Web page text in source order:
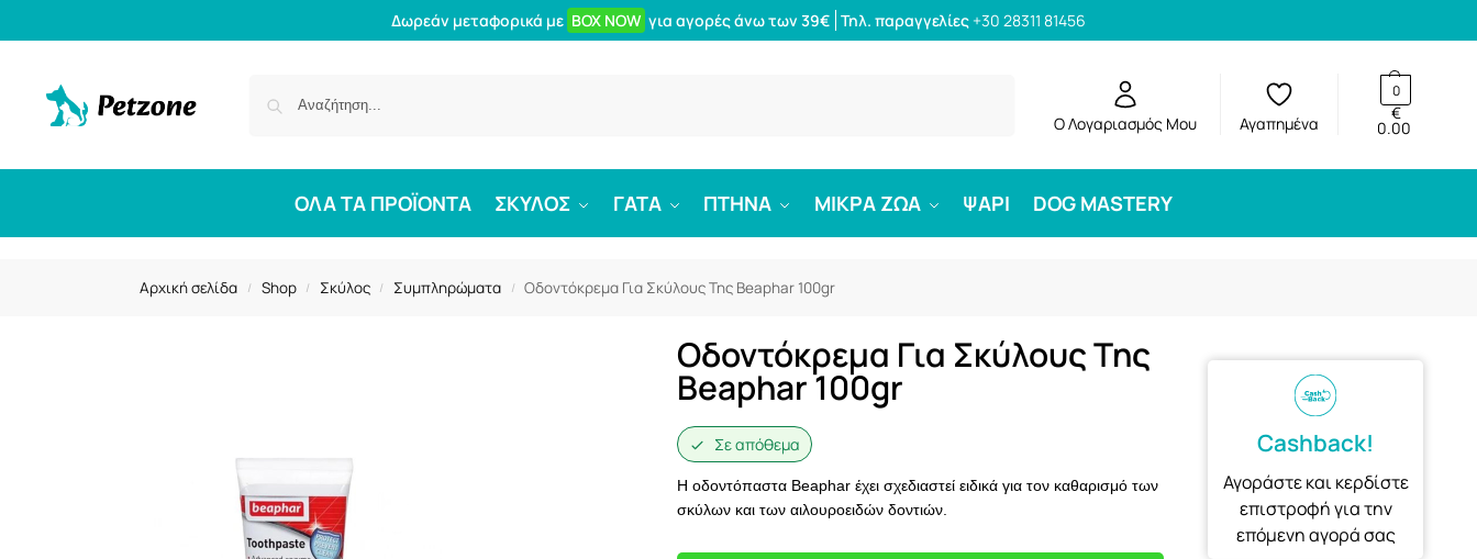
Δωρεάν μεταφορικά με BOX NOW για αγορές άνω των 39€ Τηλ. παραγγελίες +30 28311 81456
Ο Λογαριασμός Μου Αγαπημένα 0.00
€
0
ΟΛΑ ΤΑ ΠΡΟΪΟΝΤΑ ΣΚΥΛΟΣ ΓΑΤΑ ΠΤΗΝΑ ΜΙΚΡΑ ΖΩΑ ΨΑΡΙ DOG MASTERY
Αρχική σελίδα / Shop / Σκύλος / Συμπληρώματα / Οδοντόκρεμα Για Σκύλους Της Beaphar 100gr
Οδοντόκρεμα Για Σκύλους Της
Beaphar 100gr
Σε απόθεμα
Η οδοντόπαστα Beaphar έχει σχεδιαστεί ειδικά για τον καθαρισμό των
σκύλων και των αιλουροειδών δοντιών.
Cashback!
Αγοράστε και κερδίστε
επιστροφή για την
επόμενη αγορά σας